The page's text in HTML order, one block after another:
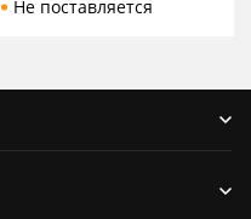
Не поставляется